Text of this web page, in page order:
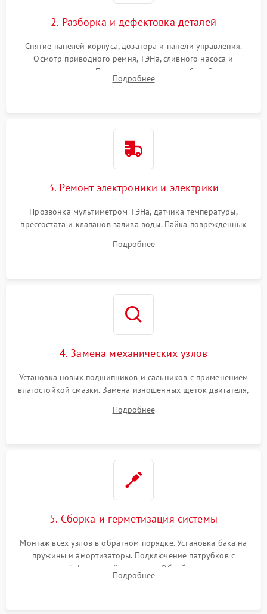
2. Разборка и дефектовка деталей
Снятие панелей корпуса, дозатора и панели управления.
Осмотр приводного ремня, ТЭНа, сливного насоса и
амортизаторов. Проверка подшипников барабана и
крестовины на износ, а манжеты люка на разрывы.
Подробнее
3. Ремонт электроники и электрики
Прозвонка мультиметром ТЭНа, датчика температуры,
прессостата и клапанов залива воды. Пайка поврежденных
Восстановление целостности проводки и контактов.
Подробнее
4. Замена механических узлов
Установка новых подшипников и сальников с применением
влагостойкой смазки. Замена изношенных щеток двигателя,
или поврежденной резиновой манжеты.
Подробнее
5. Сборка и герметизация системы
Монтаж всех узлов в обратном порядке. Установка бака на
пружины и амортизаторы. Подключение патрубков с
надежной фиксацией хомутами. Обработка стыков
герметиком для предотвращения возможных протечек воды.
Подробнее